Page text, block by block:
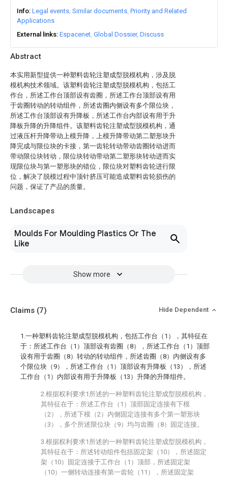
Abstract
本实用新型提供一种塑料齿轮注塑成型脱模机构，涉及脱
模机构技术领域。该塑料齿轮注塑成型脱模机构，包括工
作台，所述工作台顶部设有齿圈，所述工作台顶部设有用
于齿圈转动的转动组件，所述齿圈内侧设有多个限位块，
所述工作台顶部设有升降板，所述工作台内部设有用于升
降板升降的升降组件。该塑料齿轮注塑成型脱模机构，通
过液压杆升降带动上模升降，上模升降带动第二塑形块升
降完成与限位块的卡接，第一齿轮转动带动齿圈转动进而
带动限位块转动，限位块转动带动第二塑形块转动进而实
现限位块与第一塑形块的错位，限位块对塑料齿轮进行限
位，解决了脱模过程中顶针挤压可能造成塑料齿轮损伤的
问题，保证了产品的质量。
Landscapes
Moulds For Moulding Plastics Or The
Like
Show more
Info Legal events Similar documents Priority and Related
Applications
External links Espacenet Global Dossier Discuss
Claims (7) Hide Dependent
1.一种塑料齿轮注塑成型脱模机构，包括工作台（1），其特征在
于：所述工作台（1）顶部设有齿圈（8），所述工作台（1）顶部
设有用于齿圈（8）转动的转动组件，所述齿圈（8）内侧设有多
个限位块（9），所述工作台（1）顶部设有升降板（13），所述
工作台（1）内部设有用于升降板（13）升降的升降组件。
2.根据权利要求1所述的一种塑料齿轮注塑成型脱模机构，
其特征在于：所述工作台（1）顶部固定连接有下模
（2），所述下模（2）内侧固定连接有多个第一塑形块
（3），多个所述限位块（9）均与齿圈（8）固定连接。
3.根据权利要求1所述的一种塑料齿轮注塑成型脱模机构，
其特征在于：所述转动组件包括固定架（10），所述固定
架（10）固定连接于工作台（1）顶部，所述固定架
（10）一侧转动连接有第一齿轮（11），所述固定架